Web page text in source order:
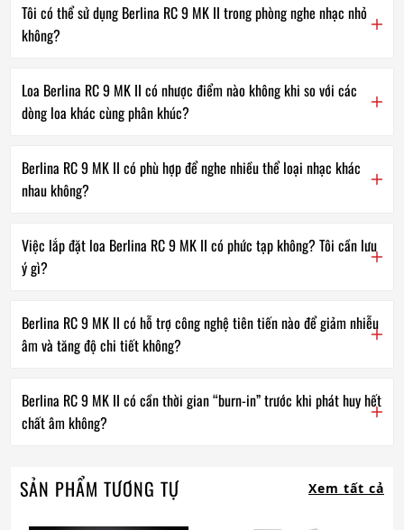
Tôi có thể sử dụng Berlina RC 9 MK II trong phòng nghe nhạc nhỏ
không?
Loa Berlina RC 9 MK II có nhược điểm nào không khi so với các
dòng loa khác cùng phân khúc?
Berlina RC 9 MK II có phù hợp để nghe nhiều thể loại nhạc khác
nhau không?
Việc lắp đặt loa Berlina RC 9 MK II có phức tạp không? Tôi cần lưu
ý gì?
Berlina RC 9 MK II có hỗ trợ công nghệ tiên tiến nào để giảm nhiễu
âm và tăng độ chi tiết không?
Berlina RC 9 MK II có cần thời gian “burn-in” trước khi phát huy hết
chất âm không?
SẢN PHẨM TƯƠNG TỰ Xem tất cả